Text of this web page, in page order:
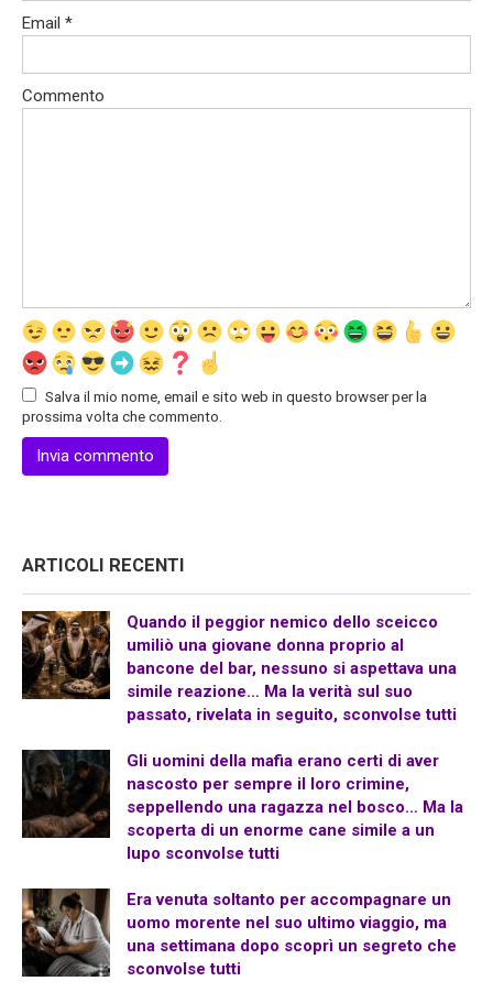
Email *
Commento
Salva il mio nome, email e sito web in questo browser per la
prossima volta che commento.
ARTICOLI RECENTI
Quando il peggior nemico dello sceicco
umiliò una giovane donna proprio al
bancone del bar, nessuno si aspettava una
simile reazione… Ma la verità sul suo
passato, rivelata in seguito, sconvolse tutti
Gli uomini della mafia erano certi di aver
nascosto per sempre il loro crimine,
seppellendo una ragazza nel bosco… Ma la
scoperta di un enorme cane simile a un
lupo sconvolse tutti
Era venuta soltanto per accompagnare un
uomo morente nel suo ultimo viaggio, ma
una settimana dopo scoprì un segreto che
sconvolse tutti